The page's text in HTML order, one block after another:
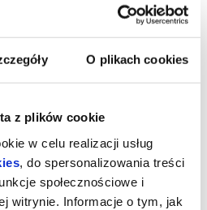
O plikach cookies
z plików cookie
w celu realizacji usług
, do spersonalizowania treści
społecznościowe i
witrynie. Informacje o tym, jak